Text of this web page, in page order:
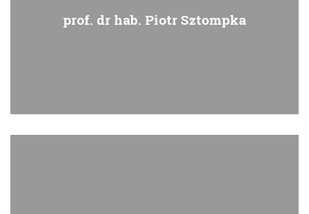
prof. dr hab. Piotr Sztompka